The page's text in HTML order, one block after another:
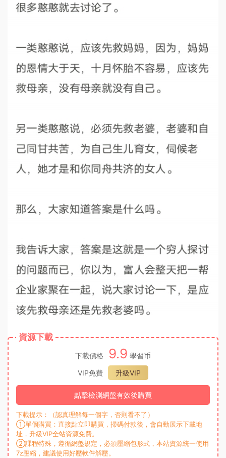
資源下載
下載價格 9.9 學習币
VIP免費
升級VIP
點擊檢測網盤有效後購買
下載提示：（認真理解每一個字，否則看不了）
①單個購買：直接點立即購買，掃碼付款後，會自動展示下載地
址，升級VIP全站資源免費。
②課程特殊，遵循網盤規定，必須壓縮包形式，本站資源統一使用
7z壓縮，建議使用好壓軟件解壓。